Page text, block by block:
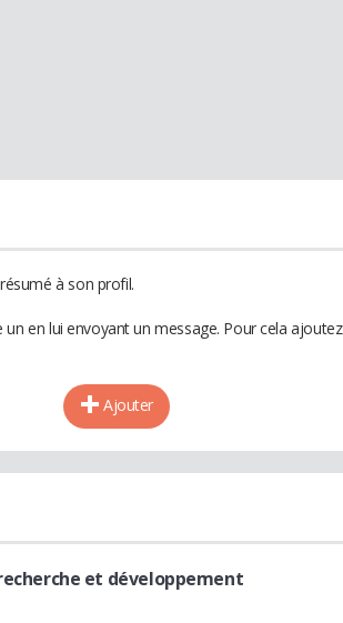
à son profil.
un en lui envoyant un message. Pour cela
Ajouter
et développement